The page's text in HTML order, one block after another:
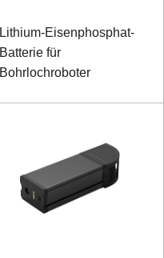
Lithium-Eisenphosphat-
Batterie für
Bohrlochroboter